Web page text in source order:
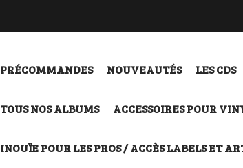
PRÉCOMMANDES NOUVEAUTÉS LES CDS
TOUS NOS ALBUMS ACCESSOIRES POUR
INOUÏE POUR LES PROS / ACCÈS LABELS ET